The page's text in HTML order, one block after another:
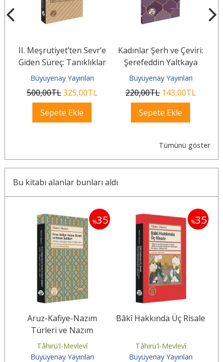
II. Meşrutiyet’ten Sevr’e
Giden Süreç: Tanıklıklar
(1908–1920)
Büyüyenay Yayınları
500,00TL325,00TL
Sepete Ekle
Kadınlar Şerh ve Çeviri:
Şerefeddin Yaltkaya
Büyüyenay Yayınları
220,00TL 143,00TL
Sepete Ekle
Tümünü göster
Bu kitabı alanlar bunları aldı
%35
Aruz-Kafiye-Nazım
Türleri ve Nazım
Şekilleri
Tâhirü'l-Mevlevî
Büyüyenay Yayınları
%35
Bâkî Hakkında Üç Risale
Tâhirü'l-Mevlevî
Büyüyenay Yayınları